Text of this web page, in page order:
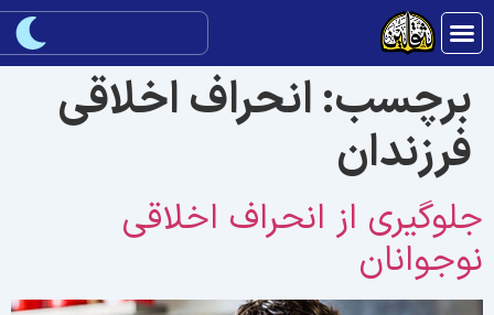
برچسب:انحراف اخلاقی
فرزندان
از انحراف اخلاقی